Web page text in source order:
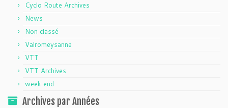
Cyclo Route Archives
News
Non classé
Valromeysanne
VTT
VTT Archives
week end
Archives par Années